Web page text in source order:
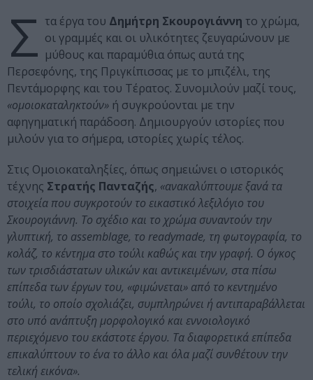
Σ τα έργα του Δημήτρη Σκουρογιάννη το χρώμα,
οι γραμμές και οι υλικότητες ζευγαρώνουν με
μύθους και παραμύθια όπως αυτά της
Περσεφόνης, της Πριγκίπισσας με το μπιζέλι, της
Πεντάμορφης και του Τέρατος. Συνομιλούν μαζί τους,
«ομοιοκαταληκτούν» ή συγκρούονται με την
αφηγηματική παράδοση. Δημιουργούν ιστορίες που
μιλούν για το σήμερα, ιστορίες χωρίς τέλος.
Στις Ομοιοκαταληξίες, όπως σημειώνει ο ιστορικός
τέχνης Στρατής Πανταζής, «ανακαλύπτουμε ξανά τα
στοιχεία που συγκροτούν το εικαστικό λεξιλόγιο του
Σκουρογιάννη. Το σχέδιο και το χρώμα συναντούν την
γλυπτική, το assemblage, το readymade, τη φωτογραφία, το
κολάζ, το κέντημα στο τούλι καθώς και την γραφή. Ο όγκος
των τρισδιάστατων υλικών και αντικειμένων, στα πίσω
επίπεδα των έργων του, «φιμώνεται» από το κεντημένο
τούλι, το οποίο σχολιάζει, συμπληρώνει ή αντιπαραβάλλεται
στο υπό ανάπτυξη μορφολογικό και εννοιολογικό
περιεχόμενο του εκάστοτε έργου. Τα διαφορετικά επίπεδα
επικαλύπτουν το ένα το άλλο και όλα μαζί συνθέτουν την
τελική εικόνα».